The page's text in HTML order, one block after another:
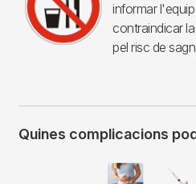
informar
contraindicar
pel risc de
Quines complicacions